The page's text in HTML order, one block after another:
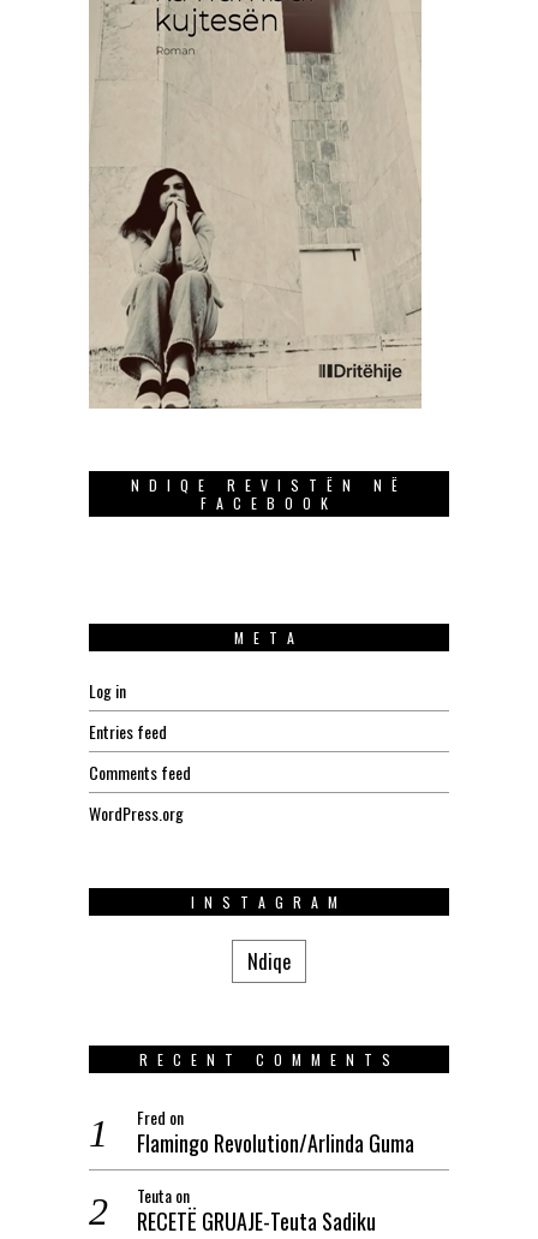
NDIQE REVISTËN NË
FACEBOOK
META
Log in
Entries feed
Comments feed
WordPress.org
INSTAGRAM
Ndiqe
RECENT COMMENTS
Fred on
Flamingo Revolution/Arlinda Guma
Teutaon
RECETË GRUAJE-Teuta Sadiku